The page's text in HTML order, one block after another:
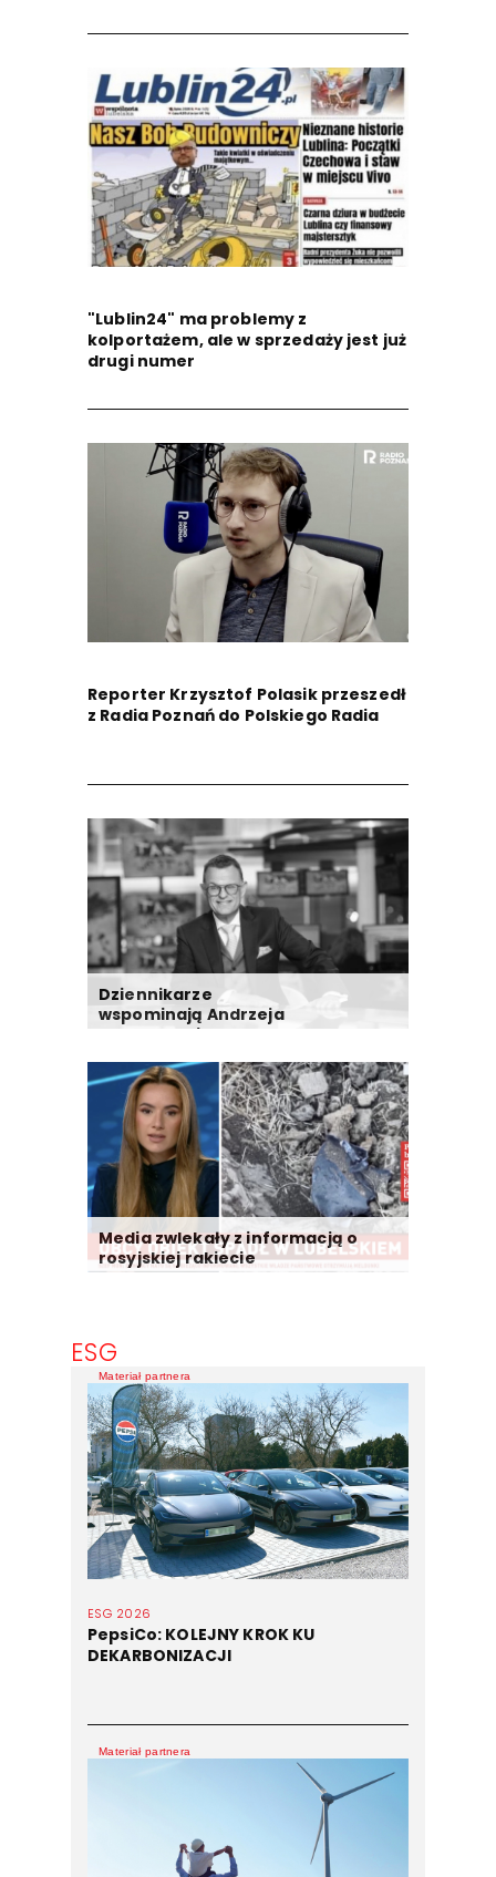
"Lublin24" ma problemy z
kolportażem, ale w sprzedaży jest już
drugi numer
Reporter Krzysztof Polasik przeszedł
z Radia Poznań do Polskiego Radia
Dziennikarze
wspominają Andrzeja
Morozowskiego
Media zwlekały z informacją o
rosyjskiej rakiecie
ESG
ESG 2026
PepsiCo: KOLEJNY KROK KU
DEKARBONIZACJI
Materiał partnera
Materiał partnera